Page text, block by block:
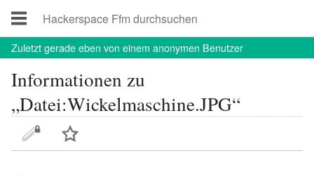
Zuletztgerade eben von einem anonymen Benutzer
Informationen zu
„Datei:Wickelmaschine.JPG“